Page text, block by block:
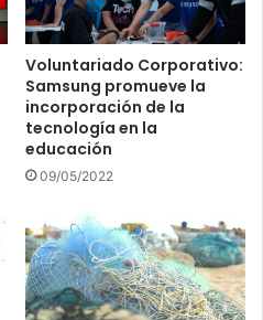
Voluntariado Corporativo:
Samsung promueve la
incorporación de la
tecnología en la
educación
09/05/2022